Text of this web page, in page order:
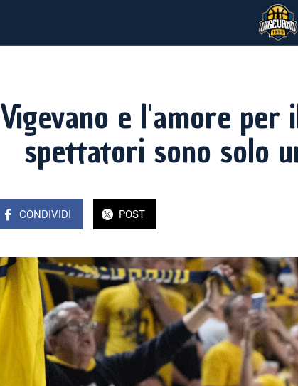
Vigevano e l'amore per
spettatori sono solo
CONDIVIDI POST